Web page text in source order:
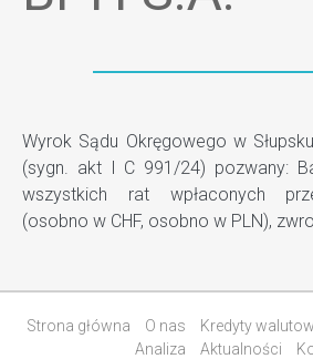
Wyrok Sądu Okręgowego w
(sygn. akt I C 991/24) pozwany:
wszystkich rat wpłaconych
(osobno w CHF, osobno w PLN),
Strona główna O nas Kredyty
Analiza
Aktualności